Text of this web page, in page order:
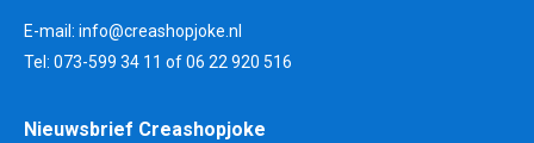
E-mail: info@creashopjoke.nl
Tel: 073-599 34 11 of 06 22 920 516
Nieuwsbrief Creashopjoke